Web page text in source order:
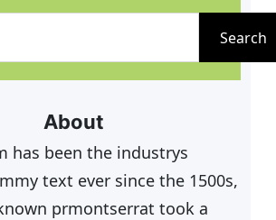
im Sinne der Beteiligten ist
ob andere Strukturen und
z. B.
Ausgestaltung,
sind. Die Umfrage läuft
bis 31.07.2016. Ihr
Search
About
has been the industrys
text ever since the 1500s,
prmontserrat took a